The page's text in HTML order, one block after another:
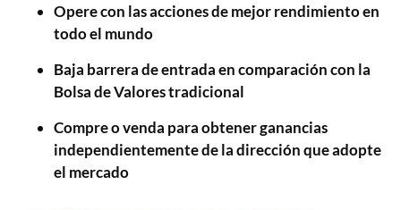
Opere con las acciones de mejor rendimiento en
todo el mundo
Baja barrera de entrada en comparación con la
Bolsa de Valores tradicional
Compre o venda para obtener ganancias
independientemente de la dirección que adopte
el mercado